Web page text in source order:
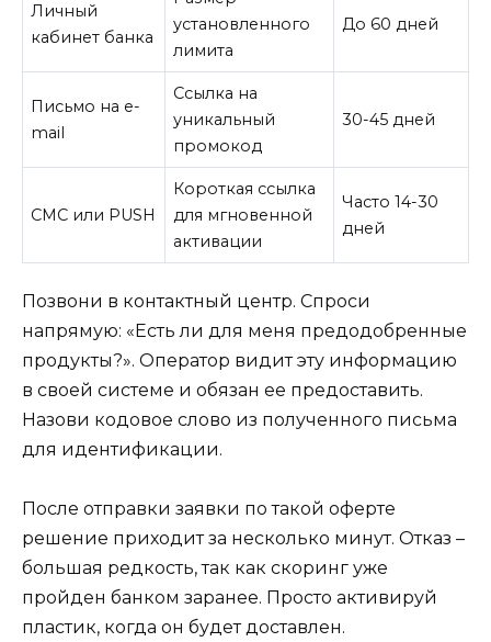
Личный
кабинет банка
установленного
лимита
До 60 дней
Письмо на e-
mail
Ссылка на
уникальный
промокод
30-45 дней
СМС или PUSH
Короткая ссылка
для мгновенной
активации
Часто 14-30
дней
Позвони в контактный центр. Спроси
напрямую: «Есть ли для меня предодобренные
продукты?». Оператор видит эту информацию
в своей системе и обязан ее предоставить.
Назови кодовое слово из полученного письма
для идентификации.
После отправки заявки по такой оферте
решение приходит за несколько минут. Отказ –
большая редкость, так как скоринг уже
пройден банком заранее. Просто активируй
пластик, когда он будет доставлен.